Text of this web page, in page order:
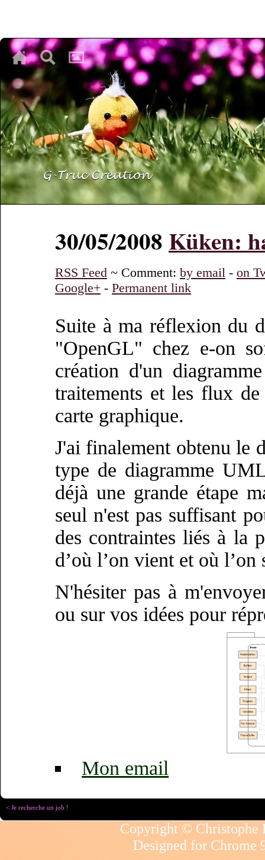
♥
♥
30/05/2008 Küken:
RSS Feed ~ Comment: by email - on
Google+ - Permanent link
Suite à ma réflexion du
"OpenGL" chez e-on
création d'un
traitements et les flux
carte graphique.
J'ai finalement obtenu le
type de diagramme
déjà une grande étape
seul n'est pas suffisant
des contraintes liés à la
d’où l’on vient et où l’on
N'hésiter pas à
ou sur vos idées pour
Mon email
< Je recherche un job !
Copyright © Christophe
Designed for Chrome